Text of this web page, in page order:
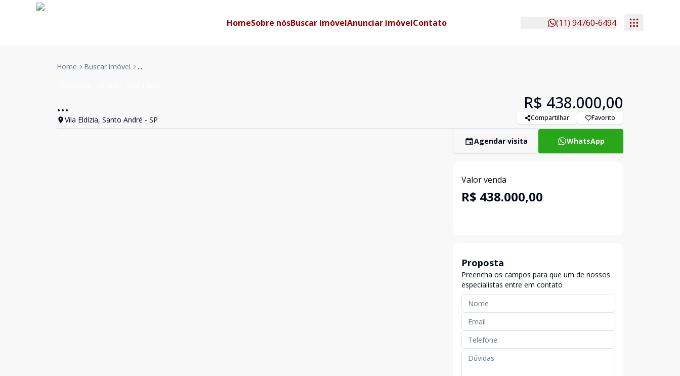
HomeSobre nósBuscar imóvelAnunciar imóvelContato (11) 94760-6494
Home Buscar imóvel ...
...
Vila Eldízia, Santo André - SP
R$ 438.000,00
Compartilhar Favorito
Agendar visita WhatsApp
Valor venda
R$ 438.000,00
Proposta
Preencha os campos para que um de nossos
especialistas entre em contato